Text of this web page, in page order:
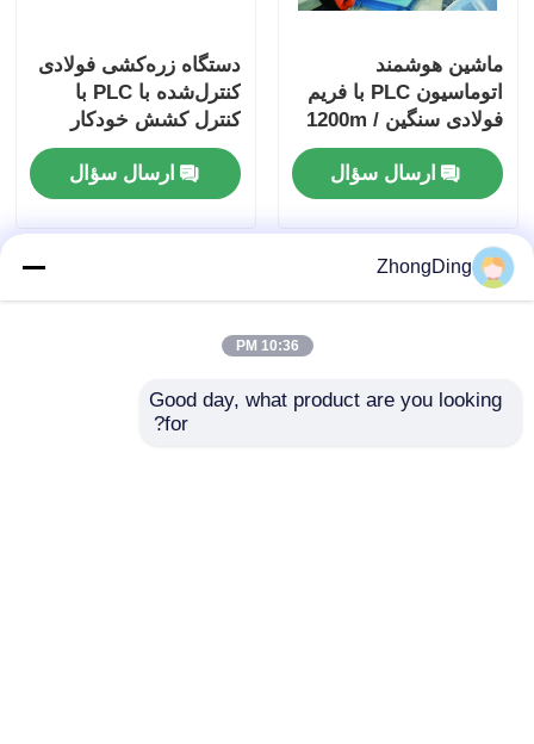
ماشین هوشمند
اتوماسیون PLC با فریم
فولادی سنگین 1200m /
min
ارسال سؤال
دستگاه زره‌کشی فولادی
کنترل‌شده با PLC با
کنترل کشش خودکار
ارسال سؤال
ZhongDing
10:36 PM
Good day, what product are you looking
for?